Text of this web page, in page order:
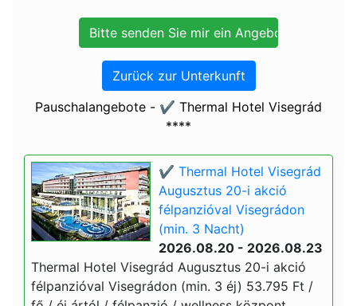
Zurück zur Unterkunft
Pauschalangebote - ✔️ Thermal Hotel Visegrád
****
✔️ Thermal Hotel Visegrád
Augusztus 20-i akció
félpanzióval Visegrádon
(min. 3 Nacht)
2026.08.20 - 2026.08.23
Thermal Hotel Visegrád Augusztus 20-i akció
félpanzióval Visegrádon (min. 3 éj) 53.795 Ft /